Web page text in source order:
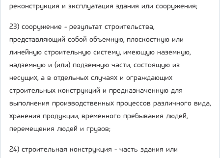
реконструкция и эксплуатация здания или сооружения;
23) сооружение - результат строительства,
представляющий собой объемную, плоскостную или
линейную строительную систему, имеющую наземную,
надземную и (или) подземную части, состоящую из
несущих, а в отдельных случаях и ограждающих
строительных конструкций и предназначенную для
выполнения производственных процессов различного вида,
хранения продукции, временного пребывания людей,
перемещения людей и грузов;
24) строительная конструкция - часть здания или